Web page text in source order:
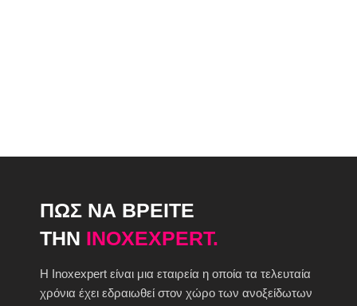
ΠΩΣ ΝΑ ΒΡΕΙΤΕ
ΤΗΝ INOXEXPERT.
H Inoxexpert είναι μια εταιρεία η οποία τα τελευταία
χρόνια έχει εδραιωθεί στον χώρο των ανοξείδωτων